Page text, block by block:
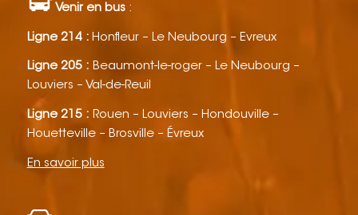
Venir en bus:
Ligne 214 : Honfleur – Le Neubourg – Evreux
Ligne 205 : Beaumont-le-roger – Le Neubourg –
Louviers – Val-de-Reuil
Ligne 215 : Rouen – Louviers – Hondouville –
Houetteville – Brosville – Évreux
En savoir plus